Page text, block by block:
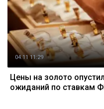
04.11 11:29
Цены на золото
ожиданий по ставкам